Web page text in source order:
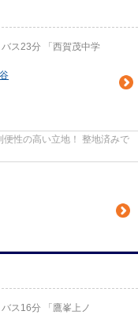
バス23分 「西賀茂中学
性の高い立地！ 整地済みで
バス16分 「鷹峯上ノ